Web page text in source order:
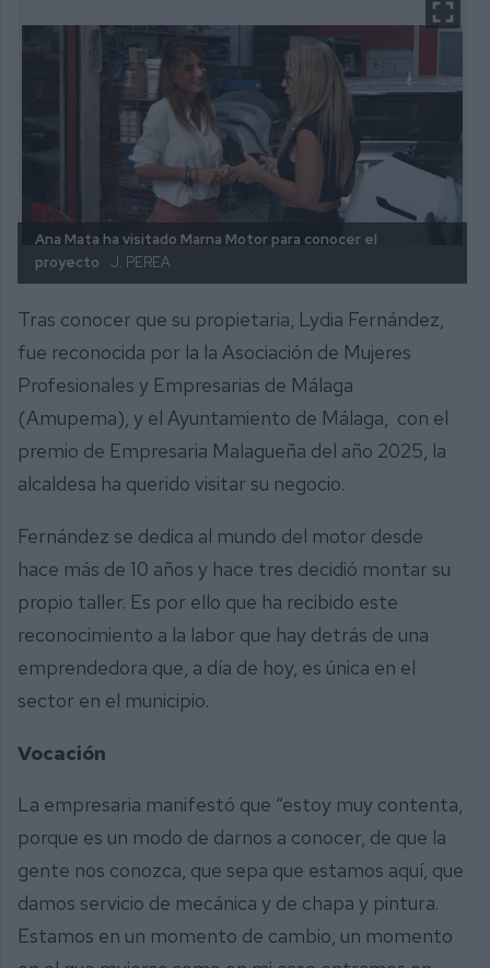
Ana Mata ha visitado Marna Motor para conocer el
proyecto
J. PEREA
Tras conocer que su propietaria, Lydia Fernández,
fue reconocida por la la Asociación de Mujeres
Profesionales y Empresarias de Málaga
(Amupema), y el Ayuntamiento de Málaga, con el
premio de Empresaria Malagueña del año 2025, la
alcaldesa ha querido visitar su negocio.
Fernández se dedica al mundo del motor desde
hace más de 10 años y hace tres decidió montar su
propio taller. Es por ello que ha recibido este
reconocimiento a la labor que hay detrás de una
emprendedora que, a día de hoy, es única en el
sector en el municipio.
Vocación
La empresaria manifestó que “estoy muy contenta,
porque es un modo de darnos a conocer, de que la
gente nos conozca, que sepa que estamos aquí, que
damos servicio de mecánica y de chapa y pintura.
Estamos en un momento de cambio, un momento